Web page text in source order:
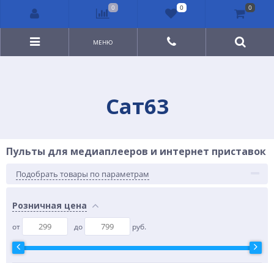
Сат63
МЕНЮ
Пульты для медиаплееров и интернет приставок
Подобрать товары по параметрам
Розничная цена
от до руб.
0 0 0